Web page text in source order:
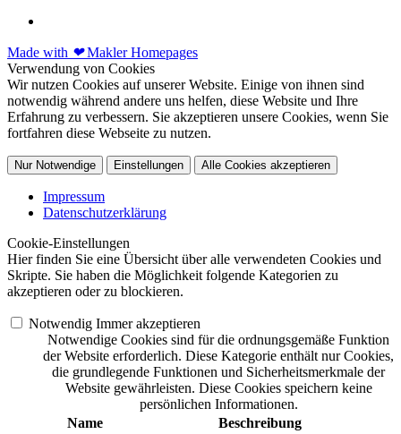
Made with ❤Makler Homepages
Verwendung von Cookies
Wir nutzen Cookies auf unserer Website. Einige von ihnen sind
notwendig während andere uns helfen, diese Website und Ihre
Erfahrung zu verbessern. Sie akzeptieren unsere Cookies, wenn Sie
fortfahren diese Webseite zu nutzen.
Nur Notwendige Einstellungen Alle Cookies akzeptieren
Impressum
Datenschutzerklärung
Cookie-Einstellungen
Hier finden Sie eine Übersicht über alle verwendeten Cookies und
Skripte. Sie haben die Möglichkeit folgende Kategorien zu
akzeptieren oder zu blockieren.
Notwendig Immer akzeptieren
Notwendige Cookies sind für die ordnungsgemäße Funktion
der Website erforderlich. Diese Kategorie enthält nur Cookies,
die grundlegende Funktionen und Sicherheitsmerkmale der
Website gewährleisten. Diese Cookies speichern keine
persönlichen Informationen.
Name
Beschreibung